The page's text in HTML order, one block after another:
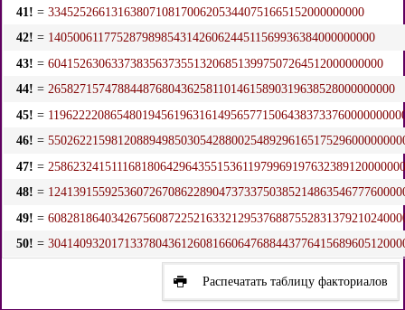
41! =33452526613163807108170062053440751665152000000000
42! = 1405006117752879898543142606244511569936384000000000
43! =60415263063373835637355132068513997507264512000000000
44! = 2658271574788448768043625811014615890319638528000000000
45! =
46! =
47! =
48! =
49! =
50! =
 Распечатать таблицу факториалов